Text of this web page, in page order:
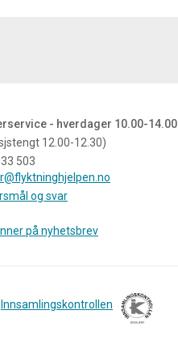
- hverdager 10.00-14.00
12.00-12.30)
503
og svar
på nyhetsbrev
Innsamlingskontrollen